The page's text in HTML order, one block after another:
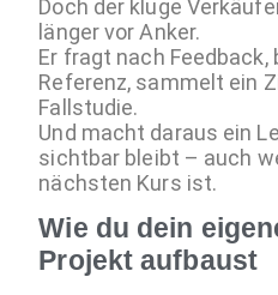
Doch der kluge
länger vor Anker.
Er fragt nach
Referenz, sammelt ein
Fallstudie.
Und macht daraus ein
sichtbar bleibt – auch
nächsten Kurs ist.
Wie du dein
Projekt aufbaust